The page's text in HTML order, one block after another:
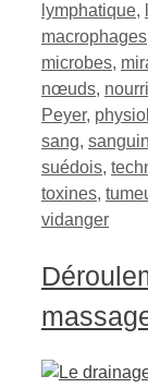
lymphatique,
macrophages
microbes,
nœuds,
Peyer,
sang,
suédois,
toxines,
vidanger